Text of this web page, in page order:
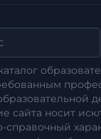
сайта носит